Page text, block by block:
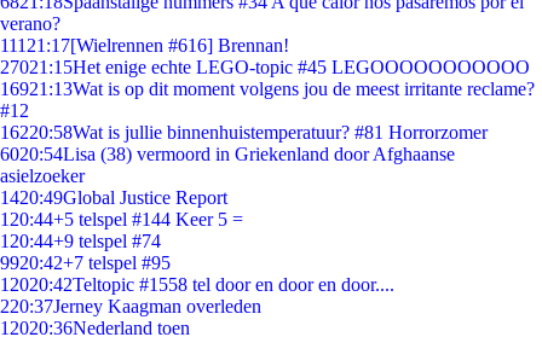
verano?
111 21:17[Wielrennen #616] Brennan!
27021:15Het enige echte LEGO-topic #45 LEGOOOOOOOOOOO
16921:13Wat is op dit moment volgens jou de meest irritante reclame?
#12
16220:58Wat is jullie binnenhuistemperatuur? #81 Horrorzomer
6020:54Lisa (38) vermoord in Griekenland door Afghaanse
asielzoeker
1420:49Global Justice Report
1 20:44+5 telspel #144 Keer 5 =
1 20:44+9 telspel #74
9920:42+7 telspel #95
12020:42Teltopic #1558 tel door en door en door....
220:37Jerney Kaagman overleden
12020:36Nederland toen